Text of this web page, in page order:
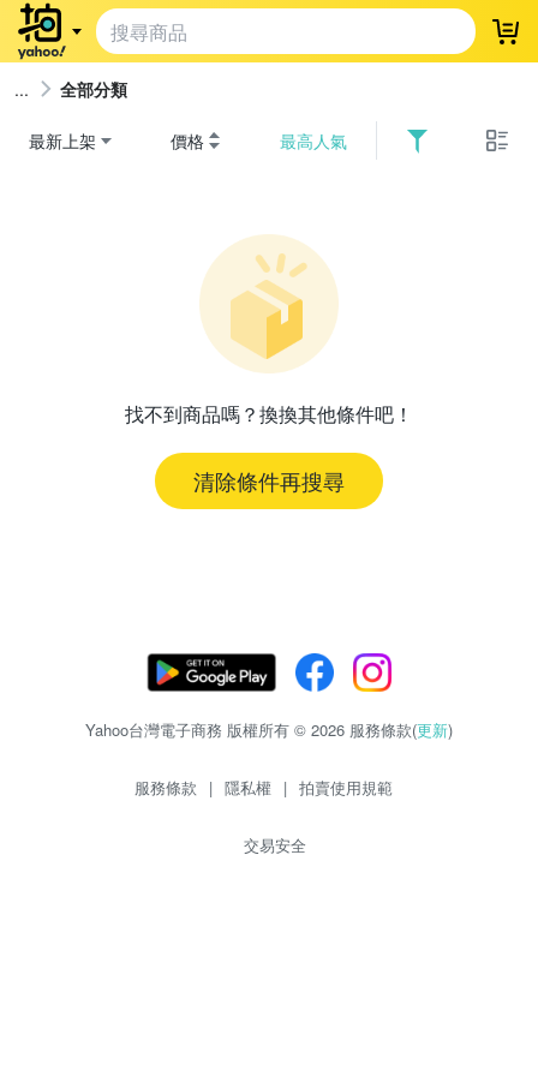
登
全部分類
最新上架 價格 最高人氣
找不到商品嗎？換換其他條件吧！
清除條件再搜尋
Yahoo台灣電子商務 版權所有 © 2026 服務條款(更新)
服務條款 | 隱私權 | 拍賣使用規範
交易安全